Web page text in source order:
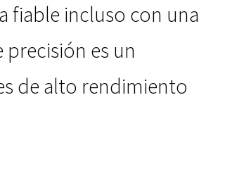
fiable incluso con una
precisión es un
de alto rendimiento